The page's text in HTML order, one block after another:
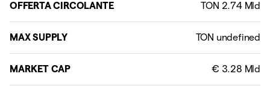
OFFERTA CIRCOLANTE
MAX SUPPLY
MARKET CAP